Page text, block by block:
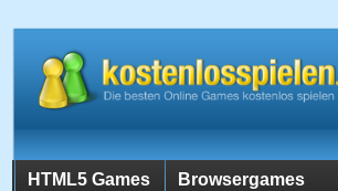
HTML5 Games Browsergames